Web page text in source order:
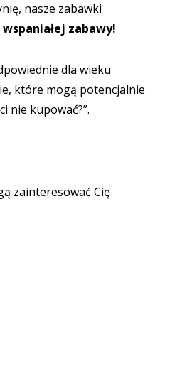
nasze zabawki
zabawy!
dla wieku
które mogą potencjalnie
nie kupować?”.
zainteresować Cię